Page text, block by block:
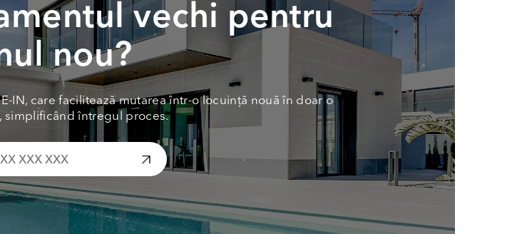
vechi pentru
nou?
IN, care facilitează mutarea într-o locuință nouă în doar o
simplificând întregul proces.